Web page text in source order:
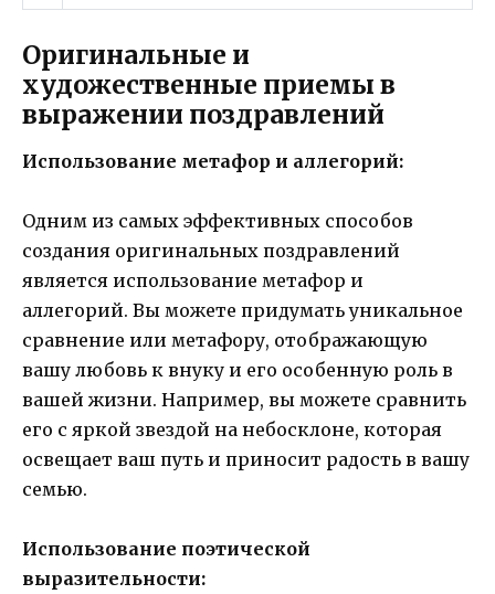
Оригинальные и
художественные приемы в
выражении поздравлений
Использование метафор и аллегорий:
Одним из самых эффективных способов
создания оригинальных поздравлений
является использование метафор и
аллегорий. Вы можете придумать уникальное
сравнение или метафору, отображающую
вашу любовь к внуку и его особенную роль в
вашей жизни. Например, вы можете сравнить
его с яркой звездой на небосклоне, которая
освещает ваш путь и приносит радость в вашу
семью.
Использование поэтической
выразительности: